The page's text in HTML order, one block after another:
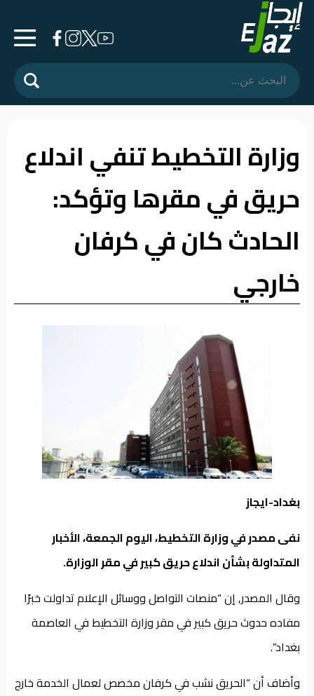
الرئيسية
المشهد
فرشة
الأسواق
وموقف
الفيديوهات
وزارة التخطيط تنفي اندلاع
حريق في مقرها وتؤكد:
الحادث كان في كرفان
خارجي
بغداد-ايجاز
نفى مصدر في وزارة التخطيط، اليوم الجمعة، الأخبار
المتداولة بشأن اندلاع حريق كبير في مقر الوزارة.
وقال المصدر, إن “منصات التواصل ووسائل الإعلام تداولت خبرًا
مفاده حدوث حريق كبير في مقر وزارة التخطيط في العاصمة
بغداد”.
وأضاف أن “الحريق نشب في كرفان مخصص لعمال الخدمة خارج